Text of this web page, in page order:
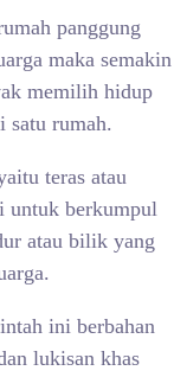
panggung
maka semakin
memilih hidup
satu rumah.
teras atau
untuk berkumpul
atau bilik yang
ini berbahan
lukisan khas